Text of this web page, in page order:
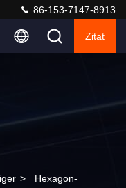
86-153-7147-8913
Zitat
> Hexagon-